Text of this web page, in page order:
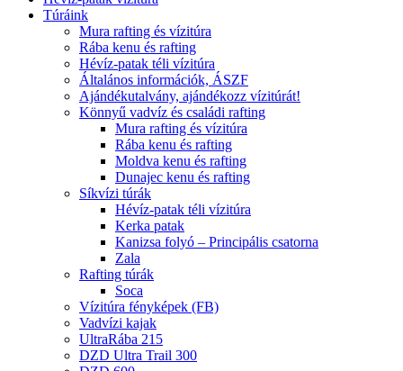
Túráink
Mura rafting és vízitúra
Rába kenu és rafting
Hévíz-patak téli vízitúra
Általános információk, ÁSZF
Ajándékutalvány, ajándékozz vízitúrát!
Könnyű vadvíz és családi rafting
Mura rafting és vízitúra
Rába kenu és rafting
Moldva kenu és rafting
Dunajec kenu és rafting
Síkvízi túrák
Hévíz-patak téli vízitúra
Kerka patak
Kanizsa folyó – Principális csatorna
Zala
Rafting túrák
Soca
Vízitúra fényképek (FB)
Vadvízi kajak
UltraRába 215
DZD Ultra Trail 300